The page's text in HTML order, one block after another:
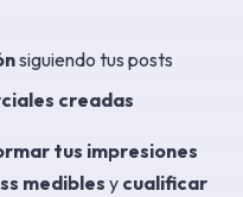
siguiendo tus posts
creadas
tus impresiones
medibles y cualificar